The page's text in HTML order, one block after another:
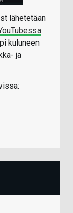
lähetetään
.
kuluneen
ja